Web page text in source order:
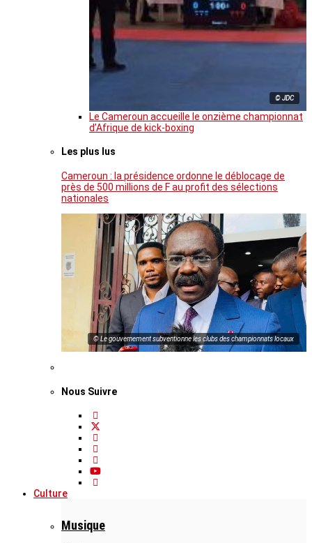
© JDC
Le Cameroun accueille le onzième championnat
d’Afrique de kick-boxing
Les plus lus
Cameroun : la présidence ordonne le déblocage de
près de 500 millions de F au profit des sélections
nationales
© Le gouvernement subventionne les clubs des championnats locaux
Nous Suivre
Culture
Musique